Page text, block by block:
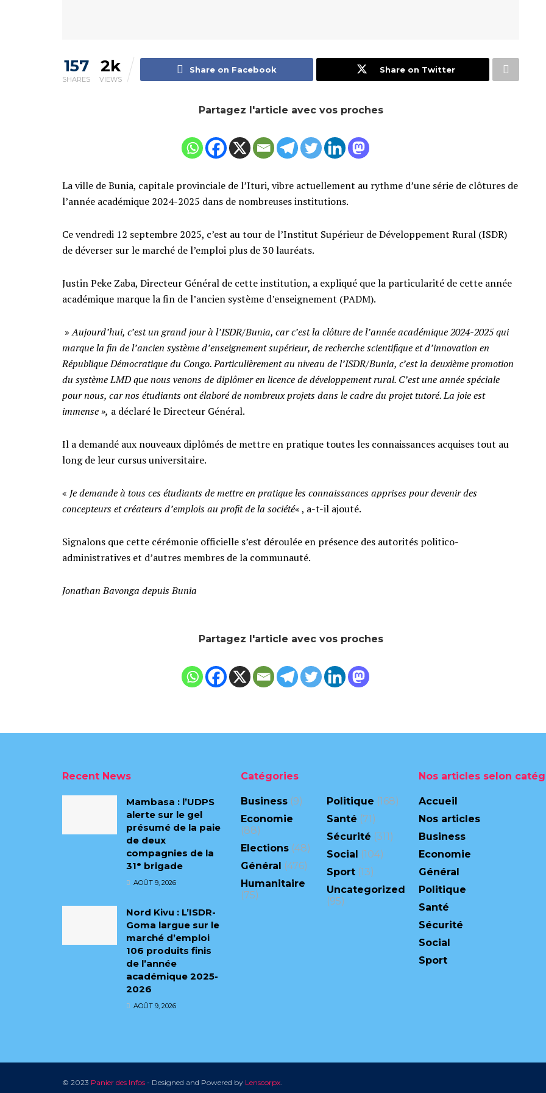
157
SHARES
2k
VIEWS
Share on Facebook Share on Twitter
Partagez l'article avec vos proches
La ville de Bunia, capitale provinciale de l’Ituri, vibre actuellement au rythme d’une série de clôtures de
l’année académique 2024-2025 dans de nombreuses institutions.
Ce vendredi 12 septembre 2025, c’est au tour de l’Institut Supérieur de Développement Rural (ISDR)
de déverser sur le marché de l’emploi plus de 30 lauréats.
Justin Peke Zaba, Directeur Général de cette institution, a expliqué que la particularité de cette année
académique marque la fin de l’ancien système d’enseignement (PADM).
»Aujourd’hui, c’est un grand jour à l’ISDR/Bunia, car c’est la clôture de l’année académique 2024-2025 qui
marque la fin de l’ancien système d’enseignement supérieur, de recherche scientifique et d’innovation en
République Démocratique du Congo. Particulièrement au niveau de l’ISDR/Bunia, c’est la deuxième promotion
du système LMD que nous venons de diplômer en licence de développement rural. C’est une année spéciale
pour nous, car nos étudiants ont élaboré de nombreux projets dans le cadre du projet tutoré. La joie est
immense », a déclaré le Directeur Général.
Il a demandé aux nouveaux diplômés de mettre en pratique toutes les connaissances acquises tout au
long de leur cursus universitaire.
« Je demande à tous ces étudiants de mettre en pratique les connaissances apprises pour devenir des
concepteurs et créateurs d’emplois au profit de la société« , a-t-il ajouté.
Signalons que cette cérémonie officielle s’est déroulée en présence des autorités politico-
administratives et d’autres membres de la communauté.
Jonathan Bavonga depuis Bunia
Partagez l'article avec vos proches
Recent News
Mambasa : l’UDPS
alerte sur le gel
présumé de la paie
de deux
compagnies de la
31ᵉ brigade
AOÛT 9, 2026
Nord Kivu : L’ISDR-
Goma largue sur le
marché d’emploi
106 produits finis
de l’année
académique 2025-
2026
AOÛT 9, 2026
Catégories
Business(9)
Economie
(88)
Elections(48)
Général (476)
Humanitaire
(75)
Politique (168)
Santé (71)
Sécurité (311)
Social (104)
Sport(13)
Uncategorized
(95)
Nos articles selon
Accueil
Nos articles
Business
Economie
Général
Politique
Santé
Sécurité
Social
Sport
© 2023 Panier des Infos - Designed and Powered by Lenscorpx